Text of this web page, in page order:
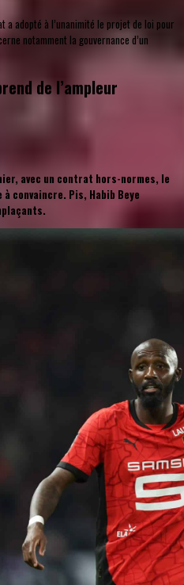
a adopté à l’unanimité le projet de loi pour
notamment la gouvernance d’un
de l’ampleur
avec un contrat hors-normes, le
convaincre. Pis, Habib Beye